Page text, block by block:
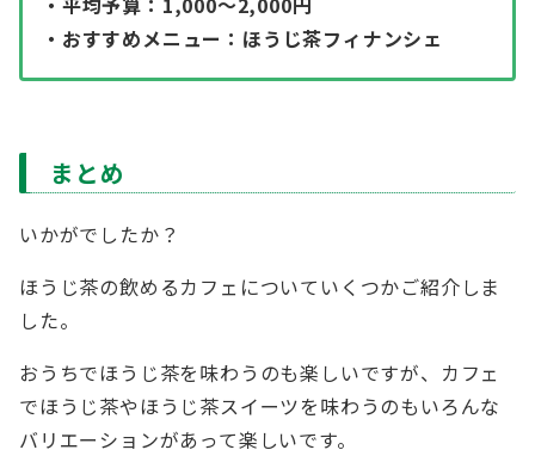
・おすすめメニュー：ほうじ茶フィナンシェ
まとめ
いかがでしたか？
ほうじ茶の飲めるカフェについていくつかご紹介しま
した。
おうちでほうじ茶を味わうのも楽しいですが、カフェ
でほうじ茶やほうじ茶スイーツを味わうのもいろんな
バリエーションがあって楽しいです。